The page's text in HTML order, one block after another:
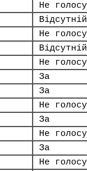
Не
Відсутній
Не
Відсутній
Не
За
За
Не
За
Не
За
Не